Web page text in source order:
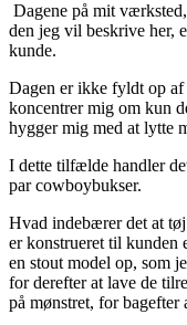
Dagene på mit
den jeg vil beskrive her,
kunde.
Dagen er ikke fyldt op af
koncentrer mig om kun
hygger mig med at lytte
I dette tilfælde handler
par cowboybukser.
Hvad indebærer det at
er konstrueret til kunden
en stout model op, som
for derefter at lave de
på mønstret, for